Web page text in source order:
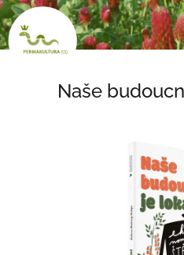
Přejít
na
obsah
Naše